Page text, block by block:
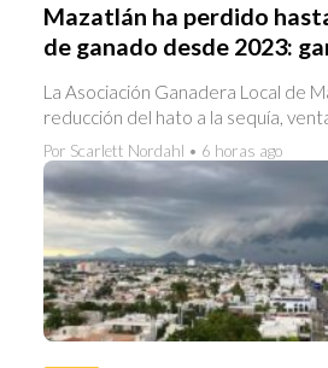
Mazatlán ha perdido
de ganado desde 2023:
La Asociación Ganadera Local de
reducción del hato a la sequía,
Por Scarlett Nordahl • 6 horas ago